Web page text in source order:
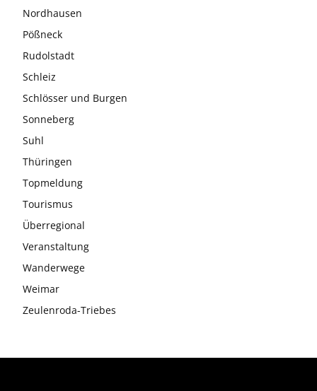
Nordhausen
Pößneck
Rudolstadt
Schleiz
Schlösser und Burgen
Sonneberg
Suhl
Thüringen
Topmeldung
Tourismus
Überregional
Veranstaltung
Wanderwege
Weimar
Zeulenroda-Triebes